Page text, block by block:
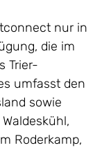
nur in
die im
Trier-
umfasst den
sowie
Roderkamp,